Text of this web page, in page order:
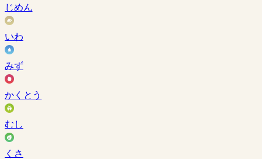
じめん
いわ
みず
かくとう
むし
くさ